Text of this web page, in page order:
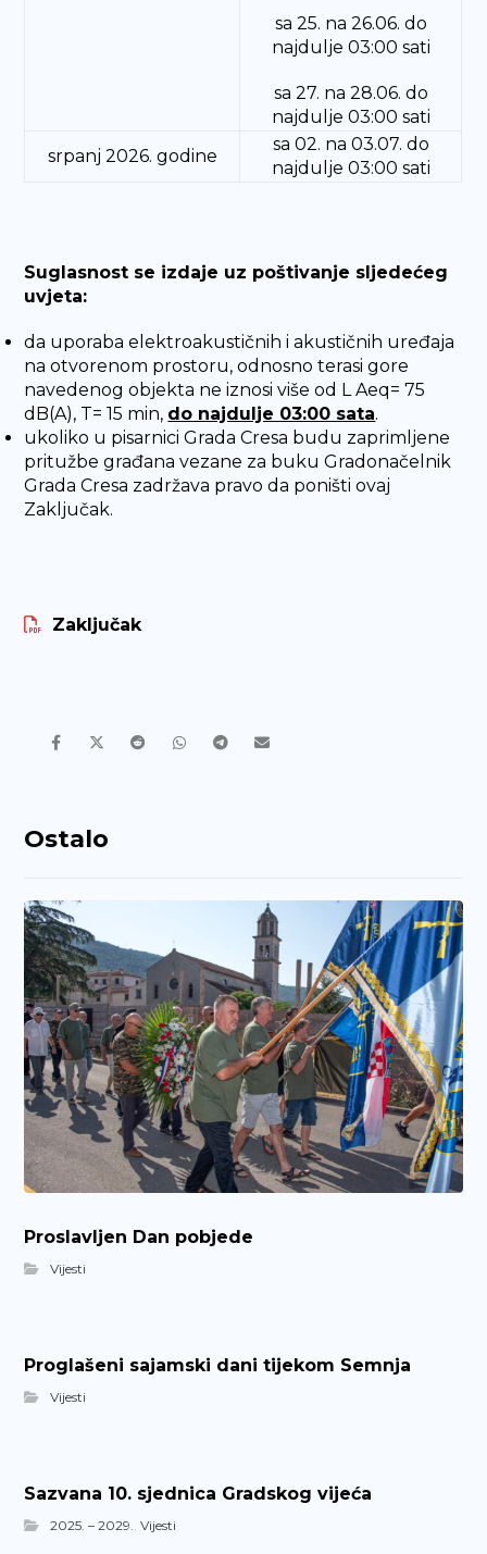
sa 25. na 26.06. do
najdulje 03:00 sati
sa 27. na 28.06. do
najdulje 03:00 sati
srpanj 2026. godine
sa 02. na 03.07. do
najdulje 03:00 sati
Suglasnost se izdaje uz poštivanje sljedećeg
uvjeta:
da uporaba elektroakustičnih i akustičnih uređaja
na otvorenom prostoru, odnosno terasi gore
navedenog objekta ne iznosi više od L Aeq= 75
dB(A), T= 15 min, do najdulje 03:00 sata.
ukoliko u pisarnici Grada Cresa budu zaprimljene
pritužbe građana vezane za buku Gradonačelnik
Grada Cresa zadržava pravo da poništi ovaj
Zaključak.
Zaključak
Ostalo
Proslavljen Dan pobjede
Vijesti
Proglašeni sajamski dani tijekom Semnja
Vijesti
Sazvana 10. sjednica Gradskog vijeća
2025. – 2029. ,Vijesti